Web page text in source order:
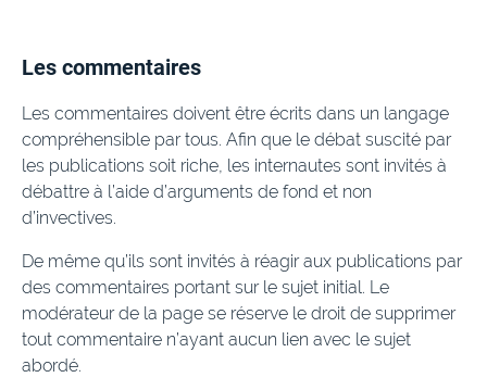
Les commentaires
Les commentaires doivent être écrits dans un langage
compréhensible par tous. Afin que le débat suscité par
les publications soit riche, les internautes sont invités à
débattre à l’aide d’arguments de fond et non
d’invectives.
De même qu’ils sont invités à réagir aux publications par
des commentaires portant sur le sujet initial. Le
modérateur de la page se réserve le droit de supprimer
tout commentaire n’ayant aucun lien avec le sujet
abordé.